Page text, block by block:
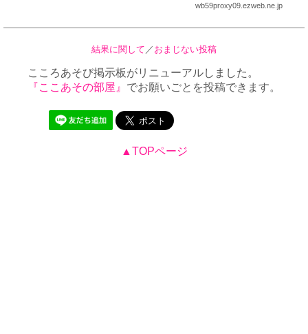
wb59proxy09.ezweb.ne.jp
結果に関して ／ おまじない投稿
こころあそび掲示板がリニューアルしました。
『ここあその部屋』 でお願いごとを投稿できます。
▲TOPページ